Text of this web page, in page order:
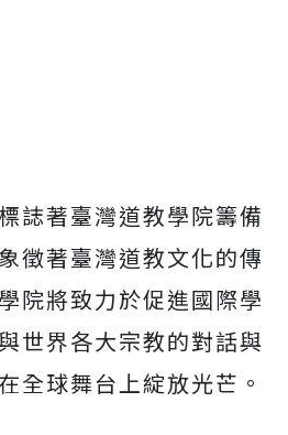
誌著臺灣道教學院籌備
徵著臺灣道教文化的傳
院將致力於促進國際學
世界各大宗教的對話與
全球舞台上綻放光芒。